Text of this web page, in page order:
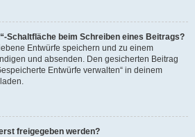
Schaltfläche beim Schreiben eines Beitrags?
Entwürfe speichern und zu einem
und absenden. Den gesicherten Beitrag
Entwürfe verwalten“ in deinem
freigegeben werden?